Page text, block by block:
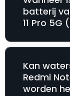
batterij
11 Pro 5G
Kan
Redmi
worden